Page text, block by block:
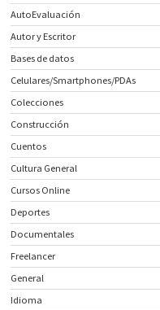
AutoEvaluación
Autor y Escritor
Bases de datos
Celulares/Smartphones/PDAs
Colecciones
Construcción
Cuentos
Cultura General
Cursos Online
Deportes
Documentales
Freelancer
General
Idioma